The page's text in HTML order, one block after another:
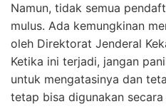
Namun, tidak semua
mulus. Ada kemungkinan
oleh Direktorat Jenderal
Ketika ini terjadi, jangan
untuk mengatasinya dan
tetap bisa digunakan